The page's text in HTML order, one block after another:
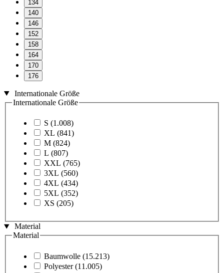
134
140
146
152
158
164
170
176
Internationale Größe
Internationale Größe
S (1.008)
XL (841)
M (824)
L (807)
XXL (765)
3XL (560)
4XL (434)
5XL (352)
XS (205)
Material
Material
Baumwolle (15.213)
Polyester (11.005)